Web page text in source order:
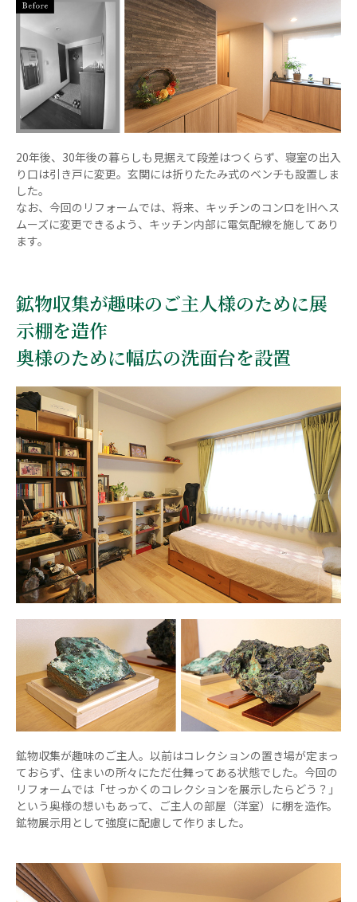
20年後、30年後の暮らしも見据えて段差はつくらず、寝室の出入
り口は引き戸に変更。玄関には折りたたみ式のベンチも設置しま
した。
なお、今回のリフォームでは、将来、キッチンのコンロをIHへス
ムーズに変更できるよう、キッチン内部に電気配線を施してあり
ます。
鉱物収集が趣味のご主人様のために展
示棚を造作
奥様のために幅広の洗面台を設置
鉱物収集が趣味のご主人。以前はコレクションの置き場が定まっ
ておらず、住まいの所々にただ仕舞ってある状態でした。今回の
リフォームでは「せっかくのコレクションを展示したらどう？」
という奥様の想いもあって、ご主人の部屋（洋室）に棚を造作。
鉱物展示用として強度に配慮して作りました。